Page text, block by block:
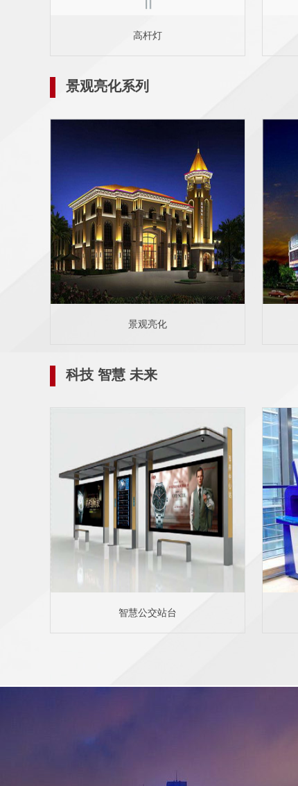
高杆灯
景观亮化系列
景观亮化
科技 智慧 未来
智慧公交站台